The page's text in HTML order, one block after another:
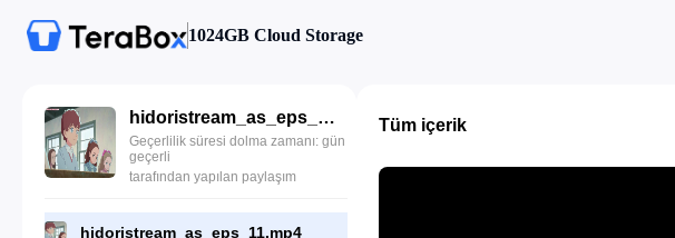
1024GB Cloud Storage
hidoristream_as_eps_11.mp4
Geçerlilik süresi dolma zamanı: gün
geçerli
tarafından yapılan paylaşım
hidoristream_as_eps_11.mp4
Tüm içerik